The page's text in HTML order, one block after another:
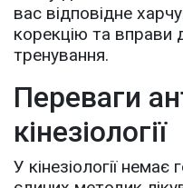
вас відповідне
корекцію та вправи
тренування.
Переваги
кінезіології
У кінезіології